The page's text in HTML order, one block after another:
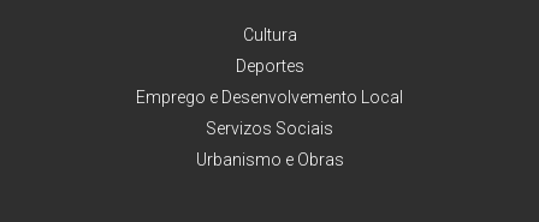
Cultura
Deportes
Emprego e Desenvolvemento Local
Servizos Sociais
Urbanismo e Obras